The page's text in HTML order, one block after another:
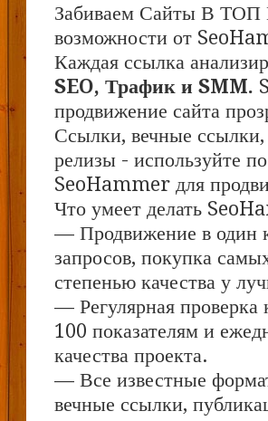
Забиваем Сайты В
возможности от
Каждая ссылка
SEO, Трафик и SMM.
продвижение сайта
Ссылки, вечные
релизы - используйте
SeoHammer для
Что умеет делать
— Продвижение в один
запросов, покупка
степенью качества у
— Регулярная проверка
100 показателям и
качества проекта.
— Все известные
вечные ссылки,